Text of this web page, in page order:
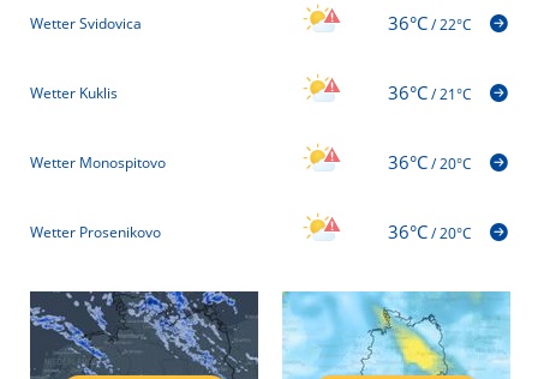
Wetter Svidovica 36°C/22°C
Wetter Kuklis 36°C/21°C
Wetter Monospitovo 36°C/20°C
Wetter Prosenikovo 36°C/20°C